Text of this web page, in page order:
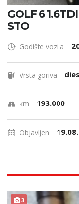
GOLF 6
STO
Godište vozila
Vrsta goriva
km 193.000
Objavljen
3